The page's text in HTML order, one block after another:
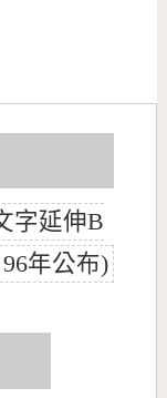
字延伸B
年公布)